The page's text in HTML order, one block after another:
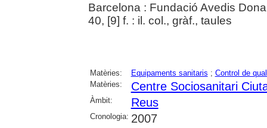
Barcelona : Fundació Avedis
40, [9] f. : il. col., gràf., taules
Matèries: Equipaments sanitaris ; Control de
Matèries:
Centre Sociosanitari
Àmbit: Reus
Cronologia: 2007